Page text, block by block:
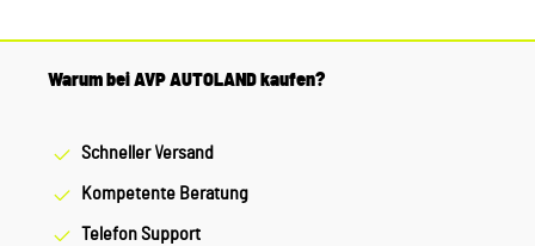
Warum bei AVP AUTOLAND kaufen?
Schneller Versand
Kompetente Beratung
Telefon Support